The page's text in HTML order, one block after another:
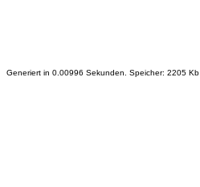
Generiert in 0.00996 Sekunden. Speicher: 2205 Kb